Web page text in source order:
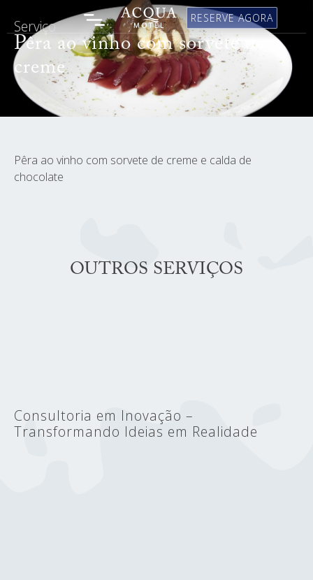
RESERVE AGORA
Serviço
Pêra ao vinho com sorvete de
creme
Pêra ao vinho com sorvete de creme e calda de
chocolate
OUTROS SERVIÇOS
Consultoria em Inovação –
Transformando Ideias em Realidade